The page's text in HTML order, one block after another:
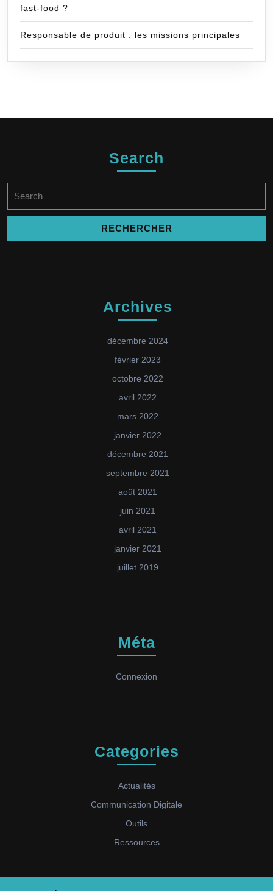
fast-food ?
Responsable de produit : les missions principales
Search
for:
Archives
décembre 2024
février 2023
octobre 2022
avril 2022
mars 2022
janvier 2022
décembre 2021
septembre 2021
août 2021
juin 2021
avril 2021
janvier 2021
juillet 2019
Méta
Connexion
Categories
Actualités
Communication Digitale
Outils
Ressources